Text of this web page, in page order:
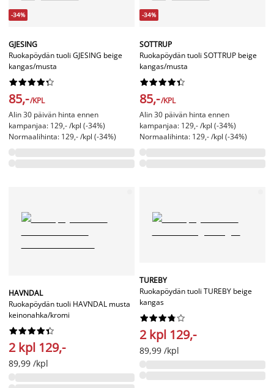
-34%
GJESING
Ruokapöydän tuoli GJESING beige
kangas/musta






85,-/KPL
Alin 30 päivän hinta ennen
kampanjaa: 129,- /kpl (-34%)
Normaalihinta: 129,- /kpl (-34%)
-34%
SOTTRUP
Ruokapöydän tuoli SOTTRUP beige
kangas/musta






85,-/KPL
Alin 30 päivän hinta ennen
kampanjaa: 129,- /kpl (-34%)
Normaalihinta: 129,- /kpl (-34%)
HAVNDAL
Ruokapöydän tuoli HAVNDAL musta
keinonahka/kromi






2 kpl 129,-
89,99 /kpl
TUREBY
Ruokapöydän tuoli TUREBY beige
kangas






2 kpl 129,-
89,99 /kpl